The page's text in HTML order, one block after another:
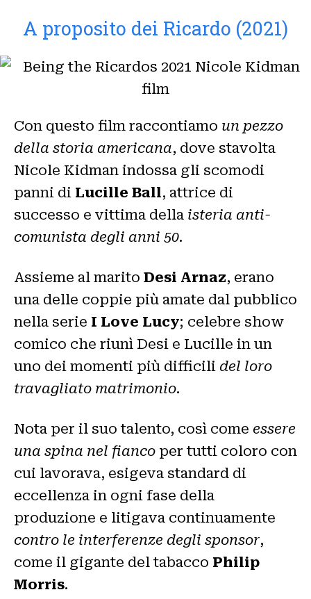
A proposito dei Ricardo (2021)
Con questo film raccontiamo un pezzo
della storia americana, dove stavolta
Nicole Kidman indossa gli scomodi
panni di Lucille Ball, attrice di
successo e vittima della isteria anti-
comunista degli anni 50.
Assieme al marito Desi Arnaz, erano
una delle coppie più amate dal pubblico
nella serie I Love Lucy; celebre show
comico che riunì Desi e Lucille in un
uno dei momenti più difficili del loro
travagliato matrimonio.
Nota per il suo talento, così come essere
una spina nel fianco per tutti coloro con
cui lavorava, esigeva standard di
eccellenza in ogni fase della
produzione e litigava continuamente
contro le interferenze degli sponsor,
come il gigante del tabacco Philip
Morris.